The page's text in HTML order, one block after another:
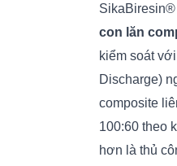
SikaBiresin®
con lăn
kiểm soát
Discharge)
composite
100:60 theo
hơn là thủ